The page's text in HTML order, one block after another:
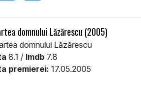
domnului Lăzărescu (2005)
domnului Lăzărescu
8.1 / Imdb 7.8
premierei: 17.05.2005